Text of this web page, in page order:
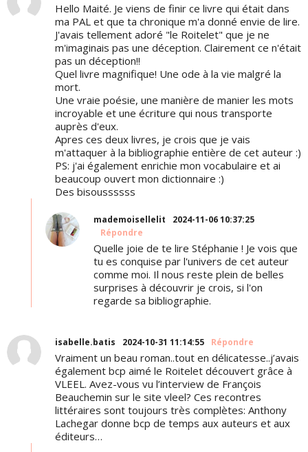
Hello Maité. Je viens de finir ce livre qui était dans
ma PAL et que ta chronique m'a donné envie de lire.
J'avais tellement adoré "le Roitelet" que je ne
m'imaginais pas une déception. Clairement ce n'était
pas un déception!!
Quel livre magnifique! Une ode à la vie malgré la
mort.
Une vraie poésie, une manière de manier les mots
incroyable et une écriture qui nous transporte
auprès d'eux.
Apres ces deux livres, je crois que je vais
m'attaquer à la bibliographie entière de cet auteur :)
PS: j'ai également enrichie mon vocabulaire et ai
beaucoup ouvert mon dictionnaire :)
Des bisoussssss
mademoisellelit
2024-11-06 10:37:25
Répondre
Quelle joie de te lire Stéphanie ! Je vois que
tu es conquise par l'univers de cet auteur
comme moi. Il nous reste plein de belles
surprises à découvrir je crois, si l'on
regarde sa bibliographie.
isabelle.batis 2024-10-31 11:14:55 Répondre
Vraiment un beau roman..tout en délicatesse..j’avais
également bcp aimé le Roitelet découvert grâce à
VLEEL. Avez-vous vu l’interview de François
Beauchemin sur le site vleel? Ces recontres
littéraires sont toujours très complètes: Anthony
Lachegar donne bcp de temps aux auteurs et aux
éditeurs…